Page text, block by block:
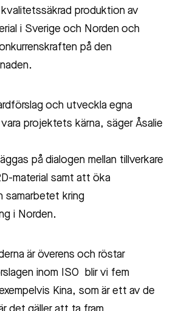
produktion av
i Sverige och Norden och
på den
och utveckla egna
projektets kärna, säger Åsalie
på dialogen mellan tillverkare
material samt att öka
samarbetet kring
i Norden.
är överens och röstar
inom ISO blir vi fem
Kina, som är ett av de